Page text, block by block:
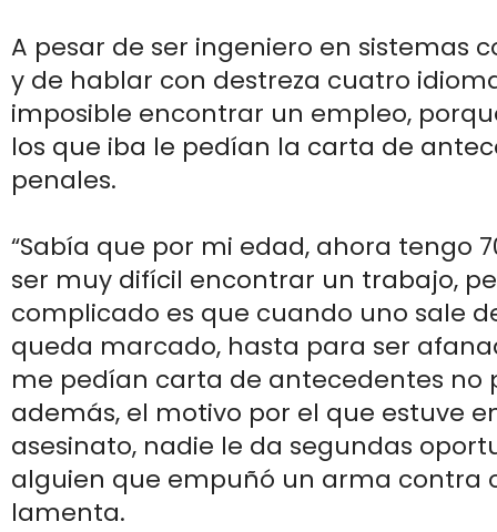
A pesar de ser ingeniero en sistemas
y de hablar con destreza cuatro
imposible encontrar un empleo,
los que iba le pedían la carta de
penales.
“Sabía que por mi edad, ahora tengo
ser muy difícil encontrar un trabajo,
complicado es que cuando uno sale
queda marcado, hasta para ser
me pedían carta de antecedentes no
además, el motivo por el que estuve
asesinato, nadie le da segundas
alguien que empuñó un arma contra
lamenta.